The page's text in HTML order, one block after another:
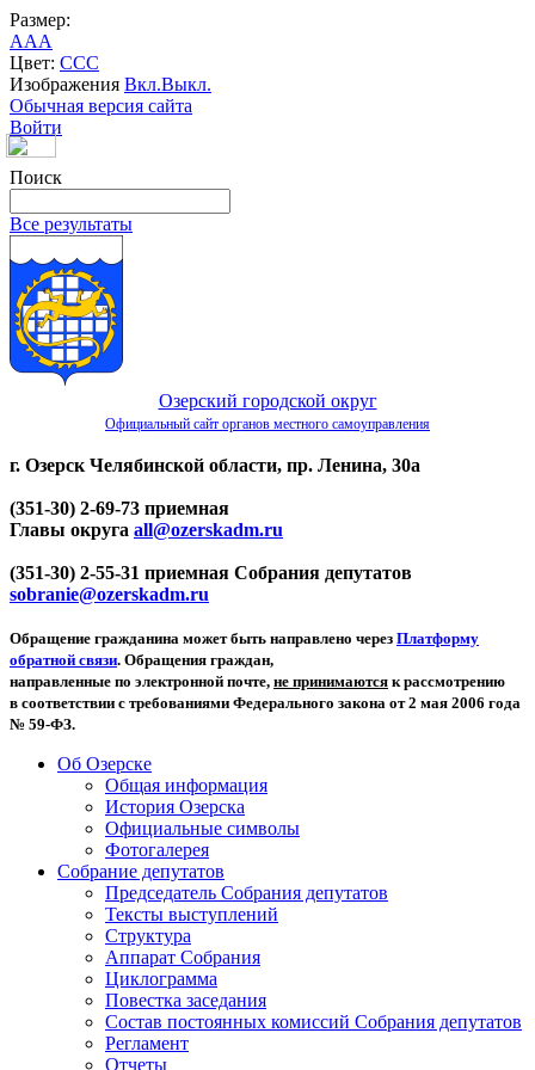
Размер:
AAA
Цвет: CCC
Изображения Вкл.Выкл.
Обычная версия сайта
Войти
Поиск
Все результаты
Озерский городской округ
Официальный сайт органов местного самоуправления
г. Озерск Челябинской области, пр. Ленина, 30а
(351-30) 2-69-73 приемная
Главы округа all@ozerskadm.ru
(351-30) 2-55-31 приемная Собрания депутатов
sobranie@ozerskadm.ru
Обращение гражданина может быть направлено через Платформу
обратной связи. Обращения граждан,
направленные по электронной почте, не принимаются к рассмотрению
в соответствии с требованиями Федерального закона от 2 мая 2006 года
№ 59-ФЗ.
Об Озерске
Общая информация
История Озерска
Официальные символы
Фотогалерея
Собрание депутатов
Председатель Собрания депутатов
Тексты выступлений
Структура
Аппарат Собрания
Циклограмма
Повестка заседания
Состав постоянных комиссий Собрания депутатов
Регламент
Отчеты